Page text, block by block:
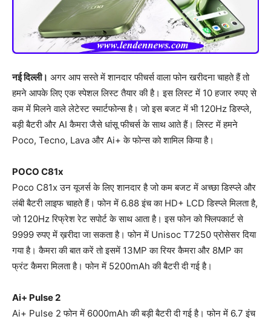
नई दिल्ली। अगर आप सस्ते में शानदार फीचर्स वाला फोन खरीदना चाहते हैं तो
हमने आपके लिए एक स्पेशल लिस्ट तैयार की है। इस लिस्ट में 10 हजार रुपए से
कम में मिलने वाले लेटेस्ट स्मार्टफोन्स है। जो इस बजट में भी 120Hz डिस्प्ले,
बड़ी बैटरी और AI कैमरा जैसे धांसू फीचर्स के साथ आते हैं। लिस्ट में हमने
Poco, Tecno, Lava और Ai+ के फोन्स को शामिल किया है।
POCO C81x
Poco C81x उन यूजर्स के लिए शानदार है जो कम बजट में अच्छा डिस्प्ले और
लंबी बैटरी लाइफ चाहते हैं। फोन में 6.88 इंच का HD+ LCD डिस्प्ले मिलता है,
जो 120Hz रिफ्रेश रेट सपोर्ट के साथ आता है। इस फोन को फ्लिपकार्ट से
9999 रुपए में ख़रीदा जा सकता है। फोन में Unisoc T7250 प्रोसेसर दिया
गया है। कैमरा की बात करें तो इसमें 13MP का रियर कैमरा और 8MP का
फ्रंट कैमरा मिलता है। फोन में 5200mAh की बैटरी दी गई है।
Ai+ Pulse 2
Ai+ Pulse 2 फोन में 6000mAh की बड़ी बैटरी दी गई है। फोन में 6.7 इंच